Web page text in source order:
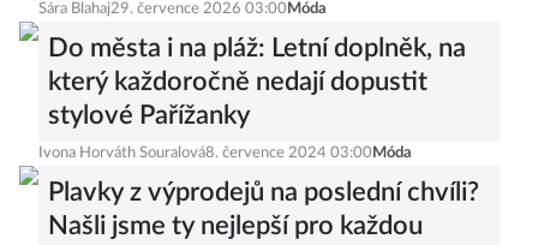
Sára Blahaj29. července 2026 03:00 Móda
Do města i na pláž: Letní doplněk, na
který každoročně nedají dopustit
stylové Pařížanky
Ivona Horváth Souralová8. července 2024 03:00 Móda
Plavky z výprodejů na poslední chvíli?
Našli jsme ty nejlepší pro každou